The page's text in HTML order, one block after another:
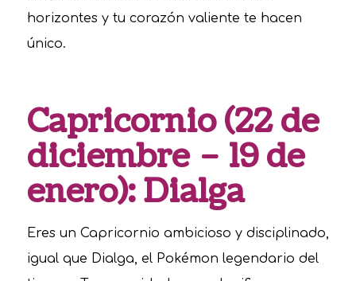
horizontes y tu corazón valiente te hacen
único.
Capricornio (22 de
diciembre – 19 de
enero): Dialga
Eres un Capricornio ambicioso y disciplinado,
igual que Dialga, el Pokémon legendario del